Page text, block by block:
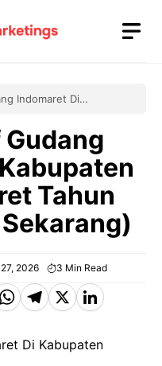
Indomaret Di
Tahun
2026 3 Min Read
T
e
X Li
k